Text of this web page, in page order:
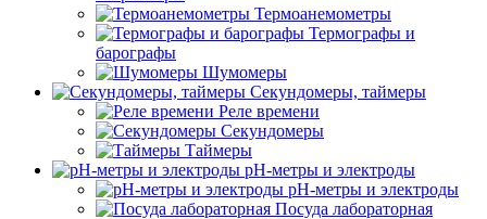
Термоанемометры
Термографы и
барографы
Шумомеры
Секундомеры, таймеры
Реле времени
Секундомеры
Таймеры
pH-метры и электроды
pH-метры и электроды
Посуда лабораторная